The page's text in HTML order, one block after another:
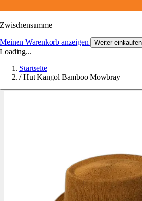
Zwischensumme
Meinen Warenkorb anzeigen Weiter einkaufen
Loading...
Startseite
/ Hut Kangol Bamboo Mowbray